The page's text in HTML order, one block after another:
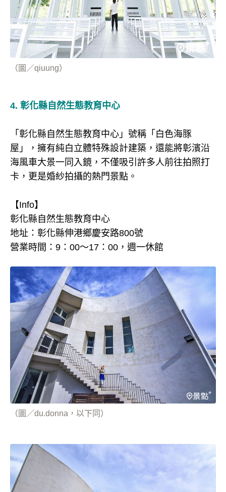
（圖／qiuung）
4. 彰化縣自然生態教育中心
「彰化縣自然生態教育中心」號稱「白色海豚
屋」，擁有純白立體特殊設計建築，還能將彰濱沿
海風車大景一同入鏡，不僅吸引許多人前往拍照打
卡，更是婚紗拍攝的熱門景點。
【Info】
彰化縣自然生態教育中心
地址：彰化縣伸港鄉慶安路800號
營業時間：9：00～17：00，週一休館
（圖／du.donna，以下同）